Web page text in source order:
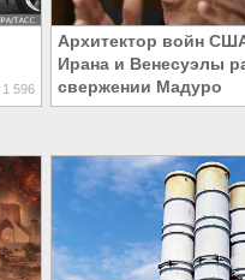
1 596
Архитектор войн
Ирана и Венесуэлы
свержении Мадуро